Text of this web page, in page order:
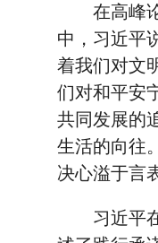
在高峰论
中，习近平
着我们对文
们对和平安
共同发展的
生活的向往
决心溢于言
习近平在